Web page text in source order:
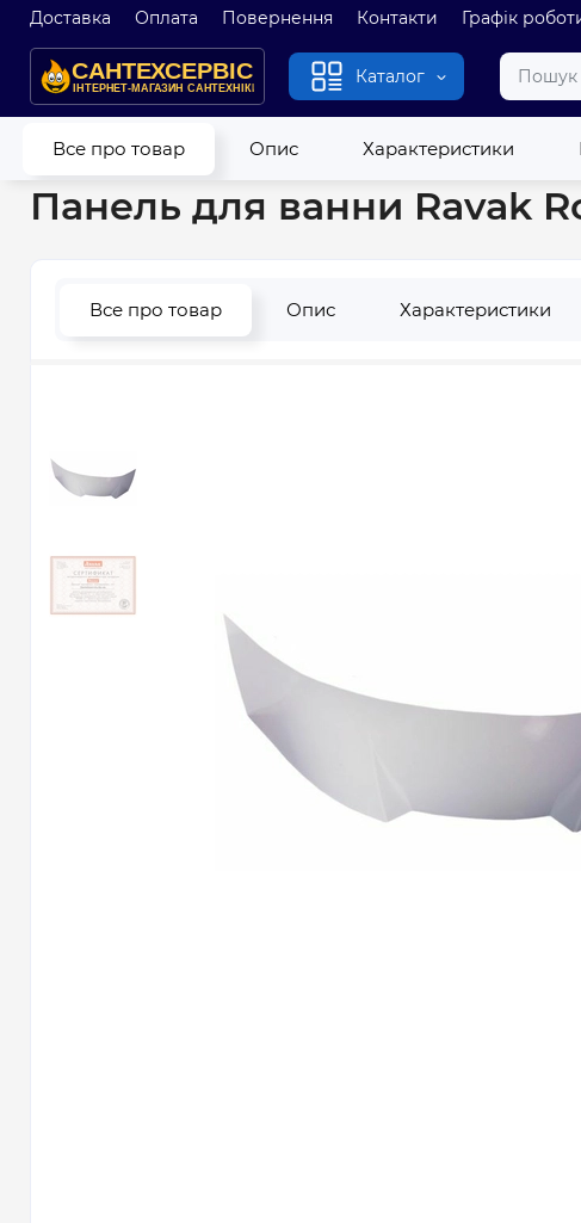
Доставка Оплата Повернення Контакти Графік
Каталог
Все про товар Опис Характеристики
Головна Ванни Комплектуючі до ванн Панелі для акрилових
Панель для ванни Ravak
Все про товар Опис Характеристики